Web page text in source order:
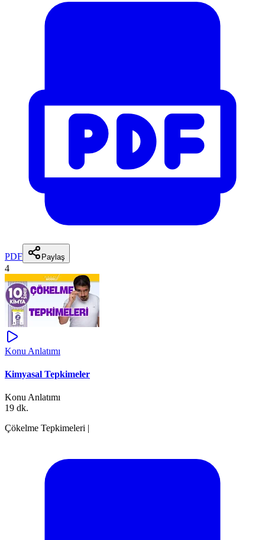
PDF Paylaş
4
Konu Anlatımı
Kimyasal Tepkimeler
Konu Anlatımı
19 dk.
Çökelme Tepkimeleri |